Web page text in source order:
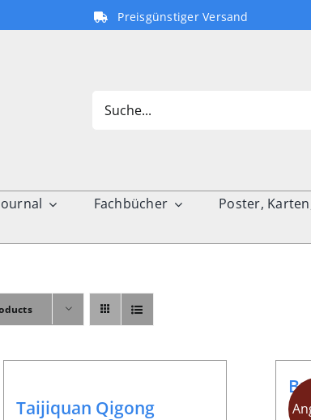
Preisgünstiger Versand
for:
Fachbücher Poster,
Taijiquan Qigong